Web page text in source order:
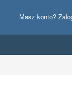
Masz konto?